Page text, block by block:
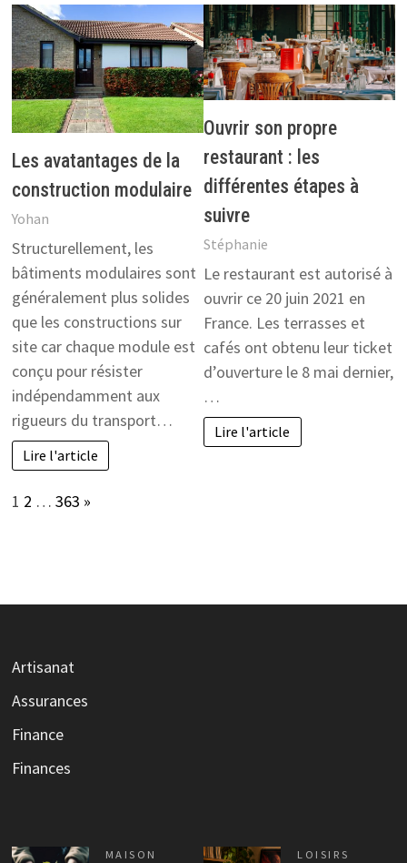
Les avatantages de la
construction modulaire
Yohan
Structurellement, les
bâtiments modulaires sont
généralement plus solides
que les constructions sur
site car chaque module est
conçu pour résister
indépendamment aux
rigueurs du transport…
Lire l'article
Ouvrir son propre
restaurant : les
différentes étapes à
suivre
Stéphanie
Le restaurant est autorisé à
ouvrir ce 20 juin 2021 en
France. Les terrasses et
cafés ont obtenu leur ticket
d’ouverture le 8 mai dernier,
…
Lire l'article
Page:
1 2 … 363 Next
»
Artisanat
Assurances
Finance
Finances
MAISON LOISIRS